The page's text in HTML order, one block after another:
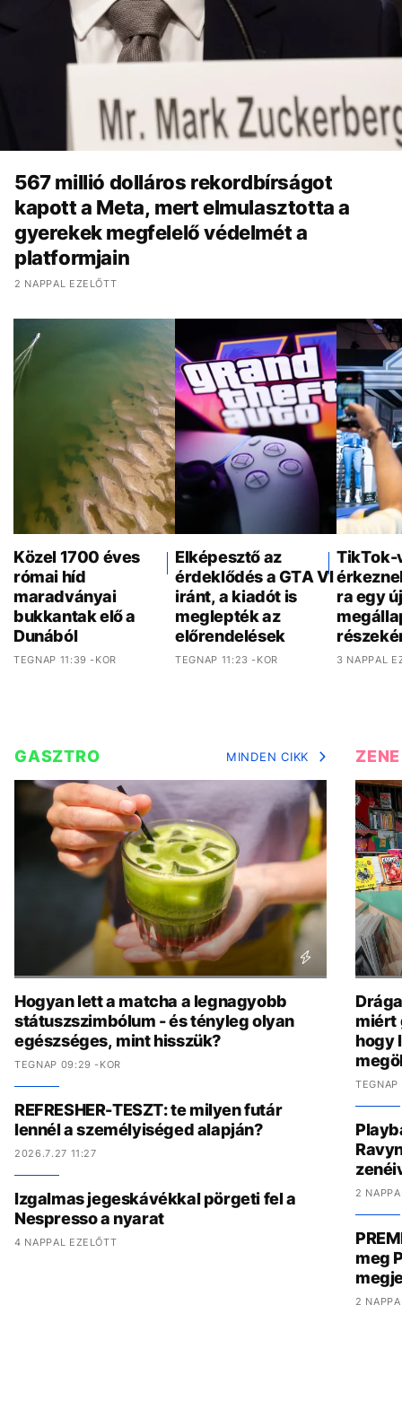
567 millió dolláros rekordbírságot
kapott a Meta, mert elmulasztotta a
gyerekek megfelelő védelmét a
platformjain
2 NAPPAL EZELŐTT
Közel 1700 éves
római híd
maradványai
bukkantak elő a
Dunából
TEGNAP 11:39 -KOR
Elképesztő az
érdeklődés a GTA VI
iránt, a kiadót is
meglepték az
előrendelések
TEGNAP 11:23 -KOR
TikTok-
ra egy új
3 NAPPAL
GASZTRO MINDEN CIKK
Hogyan lett a matcha a legnagyobb
státuszszimbólum - és tényleg olyan
egészséges, mint hisszük?
TEGNAP 09:29 -KOR
REFRESHER-TESZT: te milyen futár
lennél a személyiséged alapján?
2026.7.27 11:27
Izgalmas jegeskávékkal pörgeti fel a
Nespresso a nyarat
4 NAPPAL EZELŐTT
ZENE
miért
hogy
2
meg
2